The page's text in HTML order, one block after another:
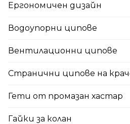
Ергономичен дизайн
Водоупорни ципове
Вентилационни ципове
Странични ципове на
Гети от промазан хастар
Гайки за колан